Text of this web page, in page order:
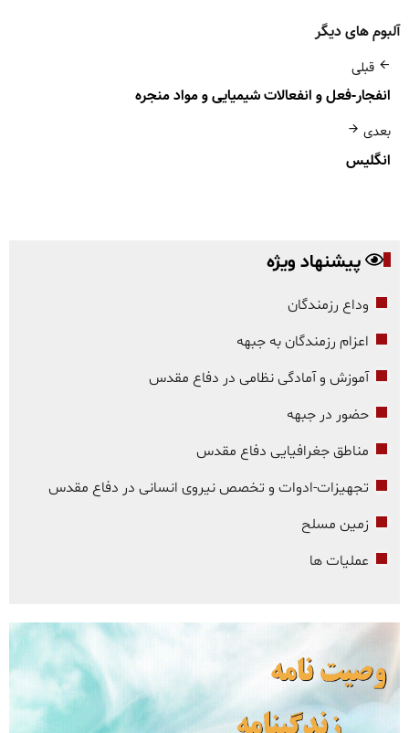
آلبوم های دیگر
قبلی
انفجار-فعل و انفعالات شیمیایی و مواد منجره
بعدی
انگلیس
پیشنهاد ویژه
وداع رزمندگان
اعزام رزمندگان به جبهه
آموزش و آمادگی نظامی در دفاع مقدس
حضور در جبهه
مناطق جغرافیایی دفاع مقدس
تجهیزات-ادوات و تخصص نیروی انسانی در دفاع مقدس
زمین مسلح
عملیات ها